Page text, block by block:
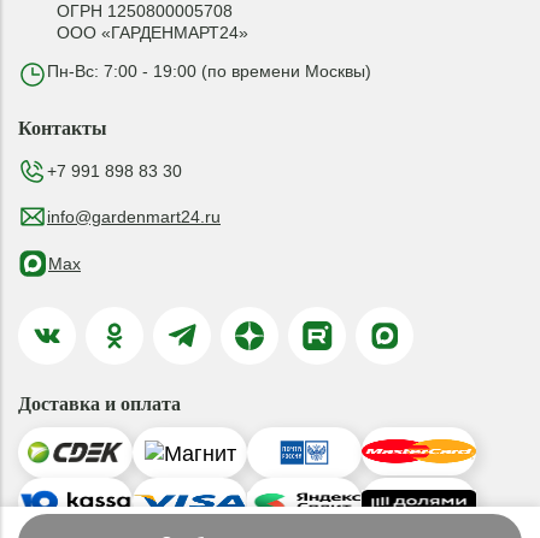
ОГРН 1250800005708
ООО «ГАРДЕНМАРТ24»
Пн-Вс: 7:00 - 19:00 (по времени Москвы)
Контакты
+7 991 898 83 30
info@gardenmart24.ru
Max
Доставка и оплата